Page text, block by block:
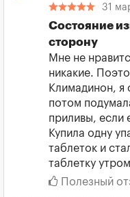
31
Состояние
сторону
Мне не
никакие.
Климадинон, я
потом
приливы, если
Купила одну
таблеток и
таблетку
Полезный